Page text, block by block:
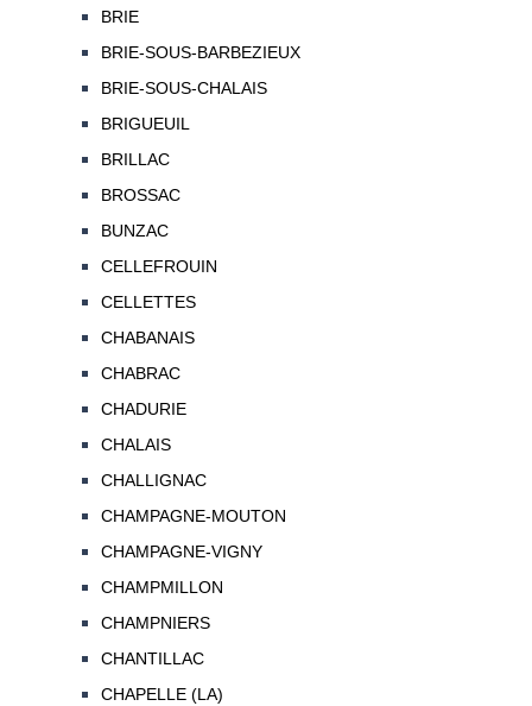
BRIE
BRIE-SOUS-BARBEZIEUX
BRIE-SOUS-CHALAIS
BRIGUEUIL
BRILLAC
BROSSAC
BUNZAC
CELLEFROUIN
CELLETTES
CHABANAIS
CHABRAC
CHADURIE
CHALAIS
CHALLIGNAC
CHAMPAGNE-MOUTON
CHAMPAGNE-VIGNY
CHAMPMILLON
CHAMPNIERS
CHANTILLAC
CHAPELLE (LA)